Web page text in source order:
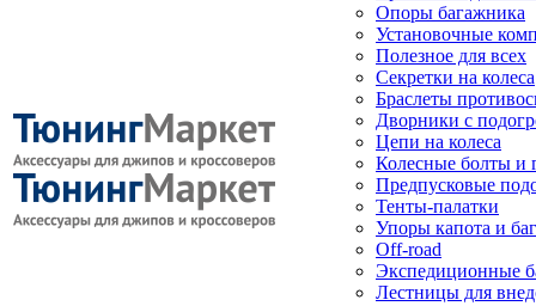
Опоры багажника
Установочные
Полезное для всех
Секретки на колеса
Браслеты
Дворники с
Цепи на колеса
Колесные болты и
Предпусковые
Тенты-палатки
Упоры капота и
Off-road
Экспедиционные
Лестницы для